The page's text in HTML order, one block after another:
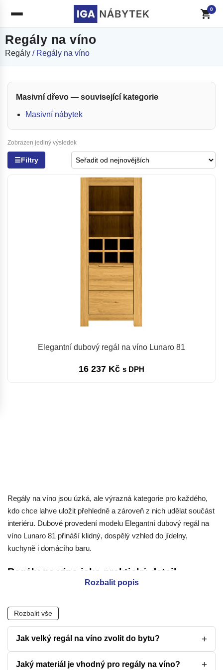
Regály na víno
Regály / Regály na víno
Masivní dřevo — související kategorie
Masivní nábytek
Zobrazen jediný výsledek
☰Filtry
Elegantní dubový regál na víno Lunaro 81
16 237 Kč s DPH
Regály na víno jsou úzká, ale výrazná kategorie pro každého,
kdo chce lahve uložit přehledně a zároveň z nich udělat součást
interiéru. Dubové provedení modelu Elegantní dubový regál na
víno Lunaro 81 přináší klidný, dospělý vzhled do jídelny,
kuchyně i domácího baru.
Regály na víno jako praktický detail
reprezentativní, aby nemusel zůstávat schovaný. V prostoru
funguje jinak než běžná police: láhev není jen uložená, ale
vystavená.
V menší kuchyni pomůže využít volné místo u stěny. V jídelně
Rozbalit popis
Rozbalit vše
Jak velký regál na víno zvolit do bytu?
Jaký materiál je vhodný pro regály na víno?
0